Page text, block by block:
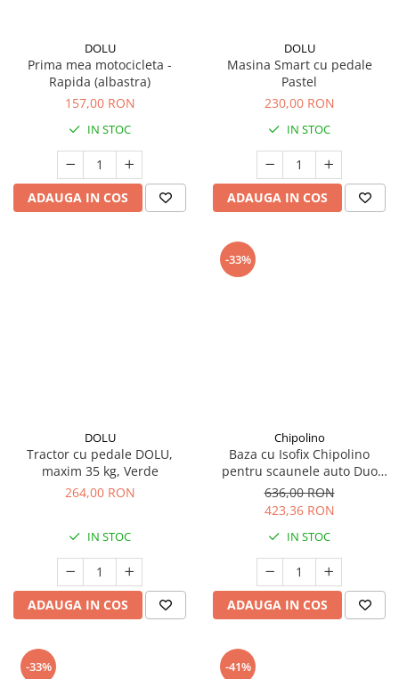
DOLU
Prima mea motocicleta -
Rapida (albastra)
157,00 RON
IN STOC
ADAUGA IN COS
DOLU
Masina Smart cu pedale
Pastel
230,00 RON
IN STOC
ADAUGA IN COS
DOLU
Tractor cu pedale DOLU,
maxim 35 kg, Verde
264,00 RON
IN STOC
ADAUGA IN COS
-33%
Chipolino
Baza cu Isofix Chipolino
pentru scaunele auto Duo
Smart, Elite si Encanto
636,00 RON
423,36 RON
IN STOC
ADAUGA IN COS
-33% -41%